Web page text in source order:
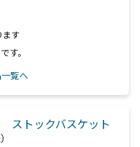
ます
す。
覧へ
ストックバスケット